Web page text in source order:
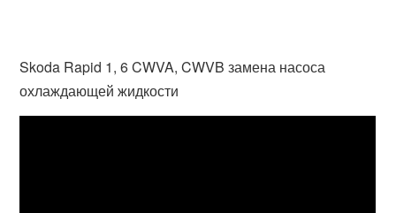
Skoda Rapid 1, 6 CWVA, CWVB замена насоса
охлаждающей жидкости